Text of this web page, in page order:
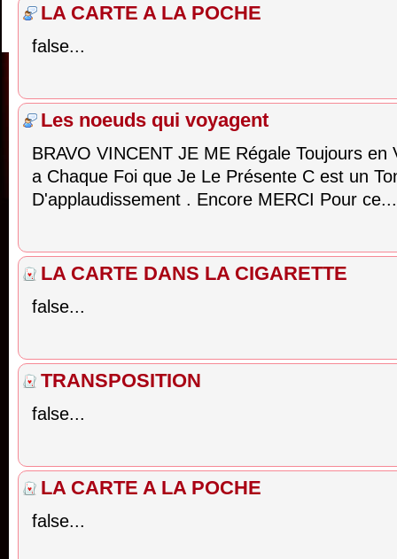
LA CARTE A LA POCHE
false...
Les noeuds qui voyagent
BRAVO VINCENT JE ME Régale Toujours en
a Chaque Foi que Je Le Présente C est un
D'applaudissement . Encore MERCI Pour ce...
LA CARTE DANS LA CIGARETTE
false...
TRANSPOSITION
false...
LA CARTE A LA POCHE
false...